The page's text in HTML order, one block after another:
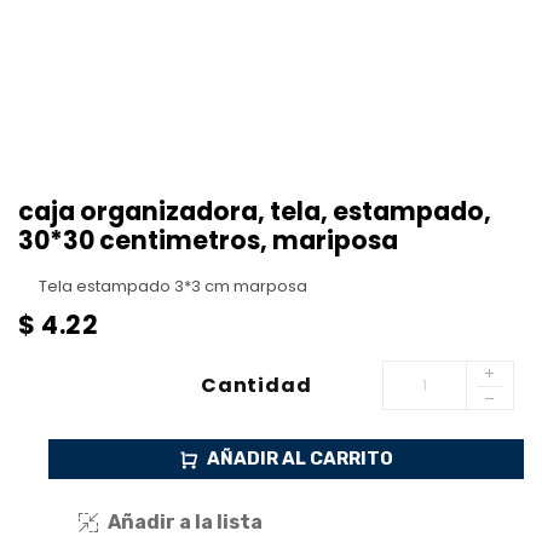
caja organizadora, tela, estampado,
30*30 centimetros, mariposa
Tela estampado 3*3 cm marposa
$ 4.22
Cantidad
AÑADIR AL CARRITO
Añadir a la lista